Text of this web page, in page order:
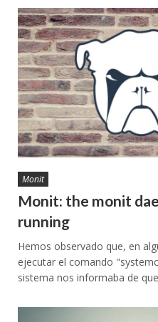
Monit
Monit: the monit
running
Hemos observado que, en
ejecutar el comando
sistema nos informaba de